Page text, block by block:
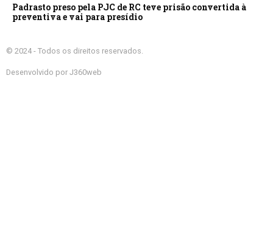
Padrasto preso pela PJC de RC teve prisão convertida à
preventiva e vai para presídio
© 2024 - Todos os direitos reservados.
Desenvolvido por J360web